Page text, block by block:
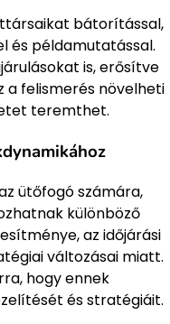
bátorítással,
és példamutatással.
is, erősítve
a felismerés növelheti
teremthet.
ütőfogó számára,
különböző
az időjárási
változásai miatt.
hogy ennek
és stratégiáit.